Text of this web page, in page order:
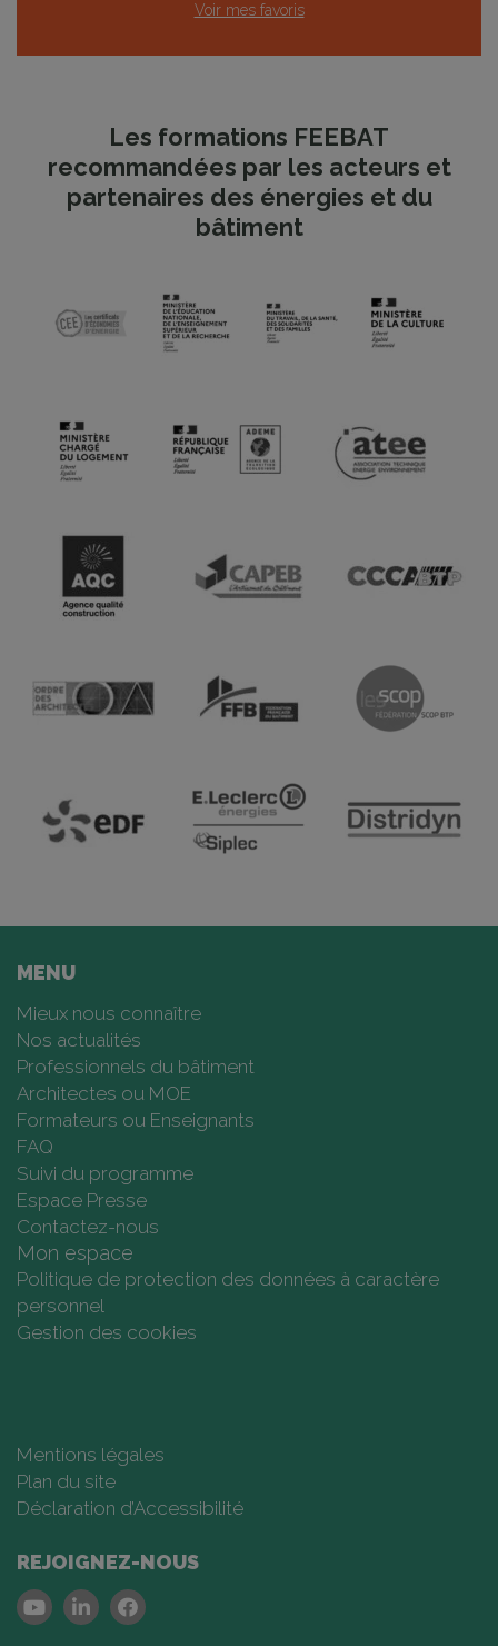
Voir mes favoris
Les formations FEEBAT
recommandées par les acteurs et
partenaires des énergies et du
bâtiment
MENU
Mieux nous connaître
Nos actualités
Professionnels du bâtiment
Architectes ou MOE
Formateurs ou Enseignants
FAQ
Suivi du programme
Espace Presse
Contactez-nous
Mon espace
Politique de protection des données à caractère
personnel
Gestion des cookies
Mentions légales
Plan du site
Déclaration d’Accessibilité
REJOIGNEZ-NOUS
YoutubeLinkedinFacebook